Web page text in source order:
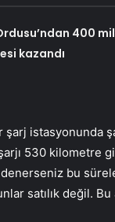
400
kazandı
şarj
şarjı 530
denerseniz bu
satılık değil. Bu